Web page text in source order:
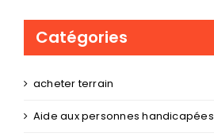
Catégories
acheter terrain
Aide aux personnes handicapées